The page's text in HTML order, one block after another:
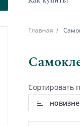
Главная
Сортировать
новизне